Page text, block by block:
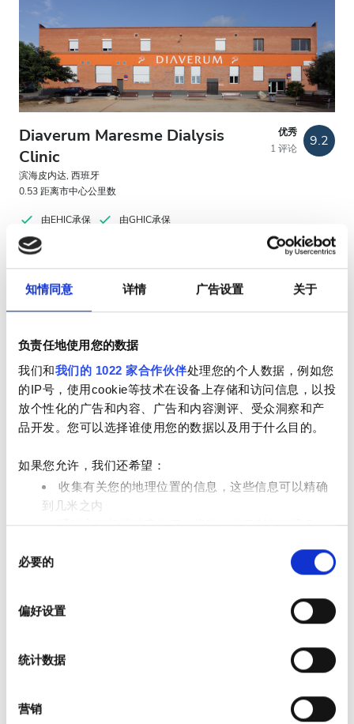
知情同意 详情 广告设置 关于
负责任地使用您的数据
我们和我们的 1022 家合作伙伴处理您的个人数据，例如您
的IP号，使用cookie等技术在设备上存储和访问信息，以投
放个性化的广告和内容、广告和内容测评、受众洞察和产
品开发。您可以选择谁使用您的数据以及用于什么目的。
如果您允许，我们还希望：
收集有关您的地理位置的信息，这些信息可以精确
到几米之内
通过主动扫描特定特征（指纹）来识别您的设备
查找有关您的个人数据如何处理的更多信息，
并设置您的首选项。您可随时从Cookie声明中更改或撤回
我们使用 Cookie 来制作贴合用户需求的内容与广告、提供
体、广告和分析合作伙伴分享您对我们网站的使用情况，
必要的
偏好设置
统计数据
营销
Diaverum Maresme Dialysis
Clinic
滨海皮内达, 西班牙
0.53 距离市中心公里数
优秀
1 评论
9.2
由EHIC承保 由GHIC承保
小吃
每次治疗
透析HD €300
Hemodiálisis Barcelona
1 评论
9.2
小吃
每次治疗
透析HD €300